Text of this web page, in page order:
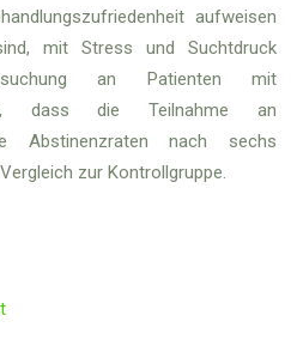
aufweisen
mit Stress und Suchtdruck
an Patienten mit
dass die Teilnahme an
Abstinenzraten nach sechs
zur Kontrollgruppe.